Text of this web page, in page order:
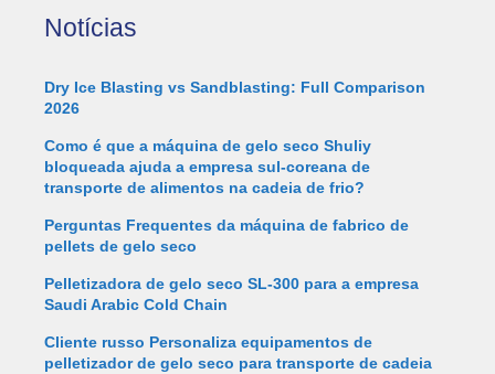
Notícias
Dry Ice Blasting vs Sandblasting: Full Comparison
2026
Como é que a máquina de gelo seco Shuliy
bloqueada ajuda a empresa sul-coreana de
transporte de alimentos na cadeia de frio?
Perguntas Frequentes da máquina de fabrico de
pellets de gelo seco
Pelletizadora de gelo seco SL-300 para a empresa
Saudi Arabic Cold Chain
Cliente russo Personaliza equipamentos de
pelletizador de gelo seco para transporte de cadeia